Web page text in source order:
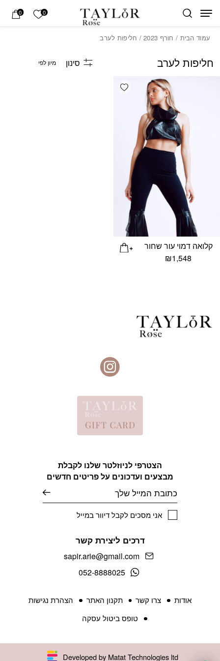
Skip to Content
0 הרשימה
0
עמוד הבית / חורף 2023 / חליפות לערב
חליפות לערב סינון
Add wishlist
קלואה דמוי עור שחור
₪1,548
הצטרפי לניוזלטר שלנו לקבלת
מבצעים ועדכונים על פריטים חדשים
אני מסכים לקבל דיוור במייל
דרכים ליצירת קשר
sapir.arie@gmail.com
052-8888025
אודות צרו קשר תקנון האתר
הצהרת נגישות
טופס ביטול עסקה
Developed by Matat Technologies ltd
בחזרה למעלה